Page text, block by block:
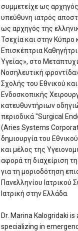
συμμετείχε ως
υπεύθυνη ιατρός
ως αρχηγός της
Τσεχία και στην Κύπρο
Επισκέπτρια
Υγείας», στο
Νοσηλευτική
Σχολής του Εθνικού
Ενδοσκοπικής
κατευθυντήριων
περιοδικά "Surgical
(Aries Systems
δημιουργία του
και μέλος της
αφορά τη διαχείριση
για τη μοριοδότηση
Πανελληνίου Ιατρικού
Ιατρική στην Ελλάδα.
Dr. Marina Kalogridaki
specializing in